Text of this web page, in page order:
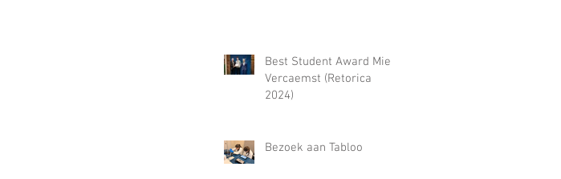
Best Student Award Miel
Vercaemst (Retorica
2024)
Bezoek aan Tabloo